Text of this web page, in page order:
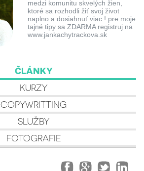
medzi komunitu skvelých žien,
ktoré sa rozhodli žiť svoj život
naplno a dosiahnuť viac ! pre moje
tajné tipy sa ZDARMA registruj na
www.jankachytrackova.sk
ČLÁNKY
KURZY
COPYWRITTING
SLUŽBY
FOTOGRAFIE